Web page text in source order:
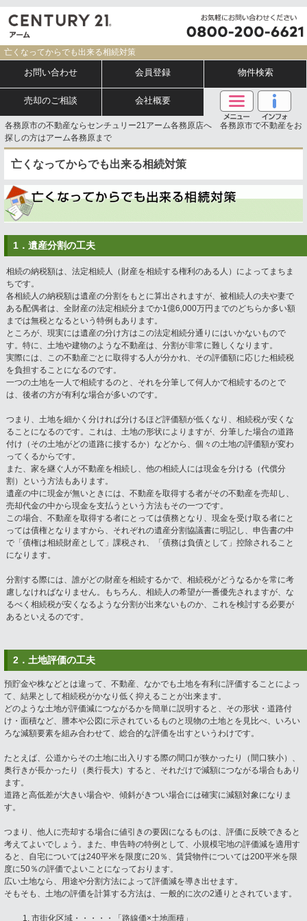
亡くなってからでも出来る相続対策
お問い合わせ 会員登録 物件検索
売却のご相談 会社概要
各務原市の不動産ならセンチュリー21アーム各務原店へ 各務原市で不動産をお
探しの方はアーム各務原まで
亡くなってからでも出来る相続対策
1．遺産分割の工夫
相続の納税額は、法定相続人（財産を相続する権利のある人）によってまちま
ちです。
各相続人の納税額は遺産の分割をもとに算出されますが、被相続人の夫や妻で
ある配偶者は、全財産の法定相続分までか1億6,000万円までのどちらか多い額
までは無税となるという特例もあります。
ところが、現実には遺産の分け方はこの法定相続分通りにはいかないもので
す。特に、土地や建物のような不動産は、分割が非常に難しくなります。
実際には、この不動産ごとに取得する人が分かれ、その評価額に応じた相続税
を負担することになるのです。
一つの土地を一人で相続するのと、それを分筆して何人かで相続するのとで
は、後者の方が有利な場合が多いのです。
つまり、土地を細かく分ければ分けるほど評価額が低くなり、相続税が安くな
ることになるのです。これは、土地の形状によりますが、分筆した場合の道路
付け（その土地がどの道路に接するか）などから、個々の土地の評価額が変わ
ってくるからです。
また、家を継ぐ人が不動産を相続し、他の相続人には現金を分ける（代償分
割）という方法もあります。
遺産の中に現金が無いときには、不動産を取得する者がその不動産を売却し、
売却代金の中から現金を支払うという方法もその一つです。
この場合、不動産を取得する者にとっては債務となり、現金を受け取る者にと
っては債権となりますから、それぞれの遺産分割協議書に明記し、申告書の中
で「債権は相続財産として」課税され、「債務は負債として」控除されること
になります。
分割する際には、誰がどの財産を相続するかで、相続税がどうなるかを常に考
慮しなければなりません。もちろん、相続人の希望が一番優先されますが、な
るべく相続税が安くなるような分割が出来ないものか、これを検討する必要が
あるといえるのです。
2．土地評価の工夫
預貯金や株などとは違って、不動産、なかでも土地を有利に評価することによっ
て、結果として相続税がかなり低く抑えることが出来ます。
どのような土地が評価減につながるかを簡単に説明すると、その形状・道路付
け・面積など、謄本や公図に示されているものと現物の土地とを見比べ、いろい
ろな減額要素を組み合わせて、総合的な評価を出すというわけです。
たとえば、公道からその土地に出入りする際の間口が狭かったり（間口狭小）、
奥行きが長かったり（奥行長大）すると、それだけで減額につながる場合もあり
ます。
道路と高低差が大きい場合や、傾斜がきつい場合には確実に減額対象になりま
す。
つまり、他人に売却する場合に値引きの要因になるものは、評価に反映できると
考えてよいでしょう。また、申告時の特例として、小規模宅地の評価減を適用す
ると、自宅については240平米を限度に20％、賃貸物件については200平米を限
度に50％の評価でよいことになっております。
広い土地なら、用途や分割方法によって評価減を導き出せます。
そもそも、土地の評価を計算する方法は、一般的に次の2通りとされています。
市街化区域・・・・・「路線価×土地面積」